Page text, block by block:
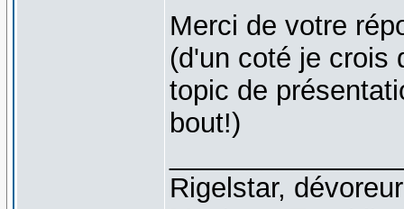
Merci de votre
(d'un coté je crois
topic de
bout!)
Rigelstar,